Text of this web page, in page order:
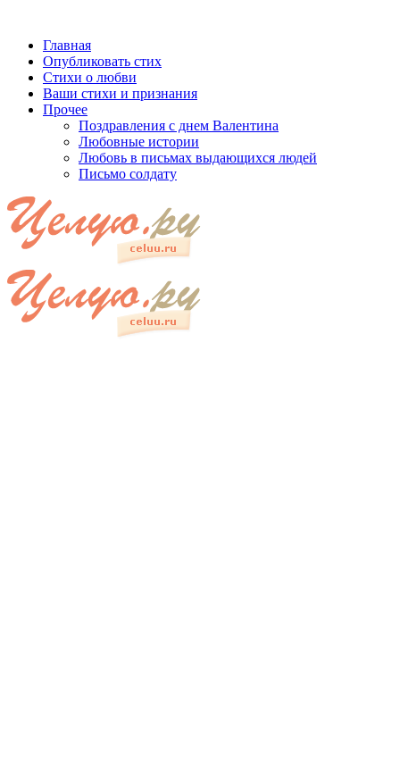
Главная
Опубликовать стих
Стихи о любви
Ваши стихи и признания
Прочее
Поздравления с днем Валентина
Любовные истории
Любовь в письмах выдающихся людей
Письмо солдату